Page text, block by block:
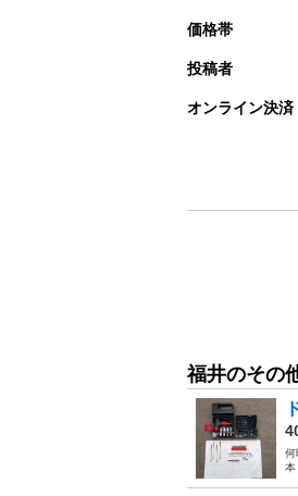
価格帯
投稿者
オンライン決済
福井のその
何
本